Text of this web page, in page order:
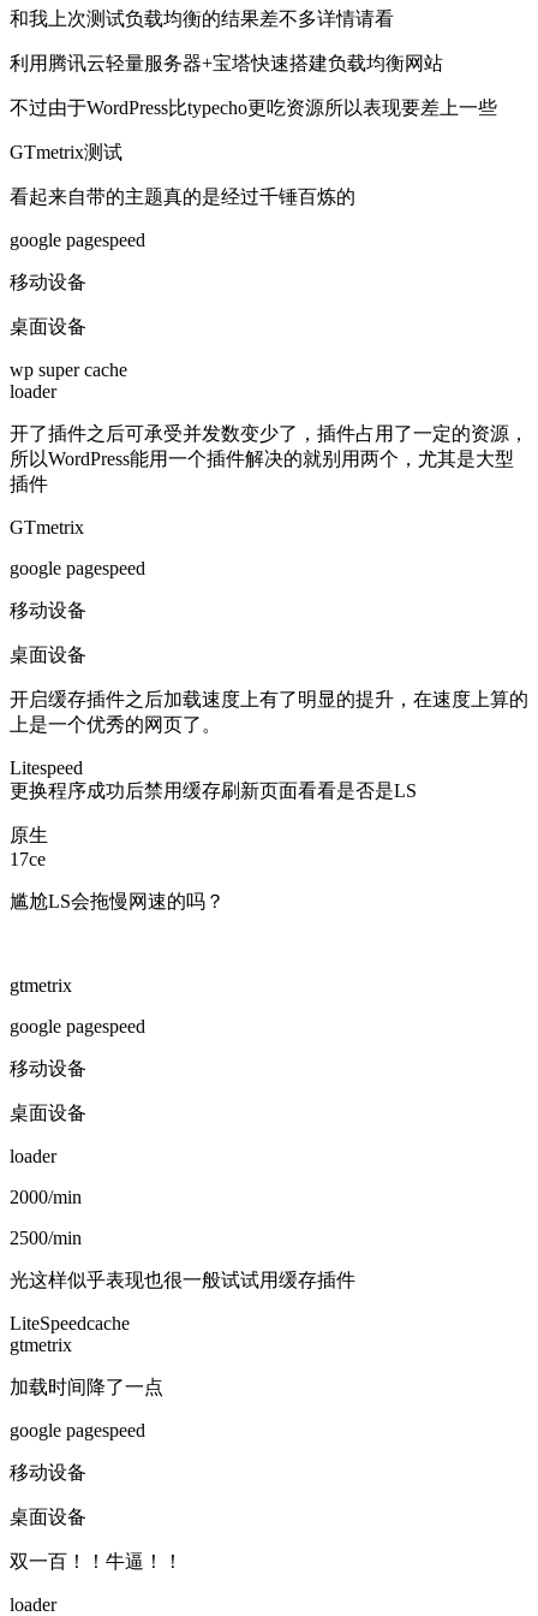
和我上次测试负载均衡的结果差不多详情请看
利用腾讯云轻量服务器+宝塔快速搭建负载均衡网站
不过由于WordPress比typecho更吃资源所以表现要差上一些
GTmetrix测试
看起来自带的主题真的是经过千锤百炼的
google pagespeed
移动设备
桌面设备
wp super cache
loader
开了插件之后可承受并发数变少了，插件占用了一定的资源，
所以WordPress能用一个插件解决的就别用两个，尤其是大型
插件
GTmetrix
google pagespeed
移动设备
桌面设备
开启缓存插件之后加载速度上有了明显的提升，在速度上算的
上是一个优秀的网页了。
Litespeed
更换程序成功后禁用缓存刷新页面看看是否是LS
原生
17ce
尴尬LS会拖慢网速的吗？
gtmetrix
google pagespeed
移动设备
桌面设备
loader
2000/min
2500/min
光这样似乎表现也很一般试试用缓存插件
LiteSpeedcache
gtmetrix
加载时间降了一点
google pagespeed
移动设备
桌面设备
双一百！！牛逼！！
loader